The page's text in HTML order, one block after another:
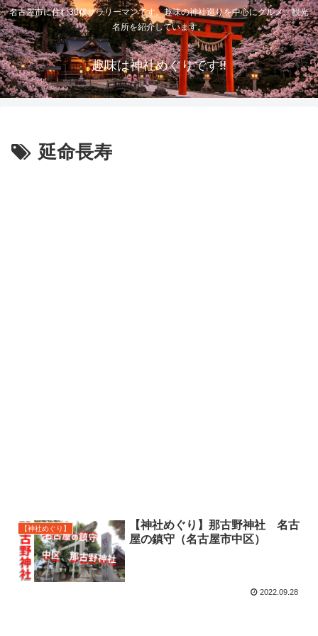
名古屋市に住む30代サラリーマンです。趣味の神社巡りを中心にグルメ、観光
名所を紹介しています。
趣味は神社めぐりです!!
延命長寿
【神社めぐり】
【神社めぐり】那古野神社 名古
屋の鎮守（名古屋市中区）
2022.09.28